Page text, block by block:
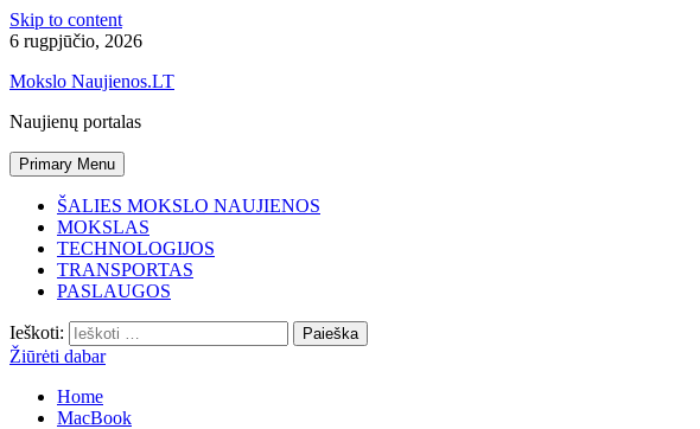
Skip to content
6 rugpjūčio, 2026
Mokslo Naujienos.LT
Naujienų portalas
Primary Menu
ŠALIES MOKSLO NAUJIENOS
MOKSLAS
TECHNOLOGIJOS
TRANSPORTAS
PASLAUGOS
Ieškoti:
Žiūrėti dabar
Home
MacBook